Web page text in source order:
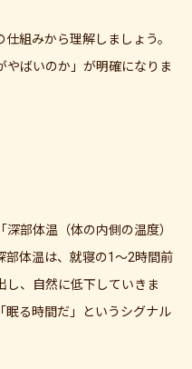
組みから理解しましょう。
やばいのか」が明確になりま
部体温（体の内側の温度）
部体温は、就寝の1〜2時間前
し、自然に低下していきま
眠る時間だ」というシグナル